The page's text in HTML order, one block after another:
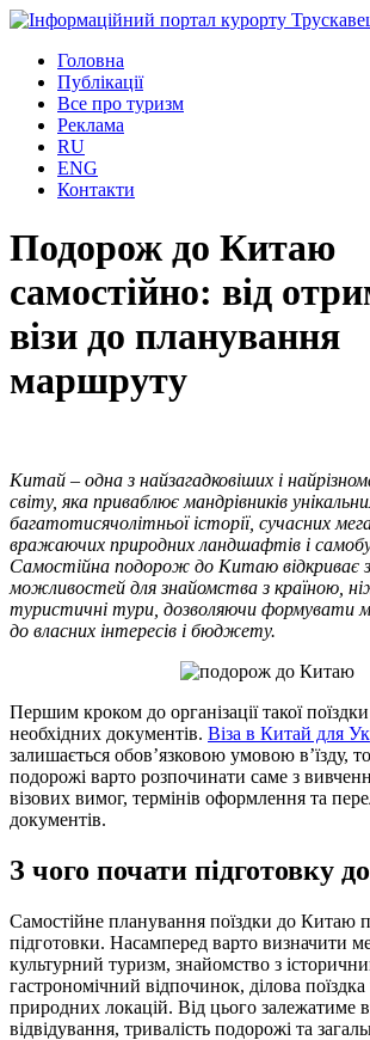
Головна
Публікації
Все про туризм
Реклама
RU
ENG
Контакти
Подорож до Китаю
самостійно: від
візи до планування
маршруту
Китай – одна з найзагадковіших і
світу, яка приваблює мандрівників
багатотисячолітньої історії, сучасних
вражаючих природних ландшафтів і
Самостійна подорож до Китаю відкриває
можливостей для знайомства з країною,
туристичні тури, дозволяючи формувати
до власних інтересів і бюджету.
Першим кроком до організації такої
необхідних документів. Віза в Китай для
залишається обов’язковою умовою в’їзду,
подорожі варто розпочинати саме з
візових вимог, термінів оформлення та
документів.
З чого почати підготовку
Самостійне планування поїздки до Китаю
підготовки. Насамперед варто визначити
культурний туризм, знайомство з
гастрономічний відпочинок, ділова
природних локацій. Від цього залежатиме
відвідування, тривалість подорожі та